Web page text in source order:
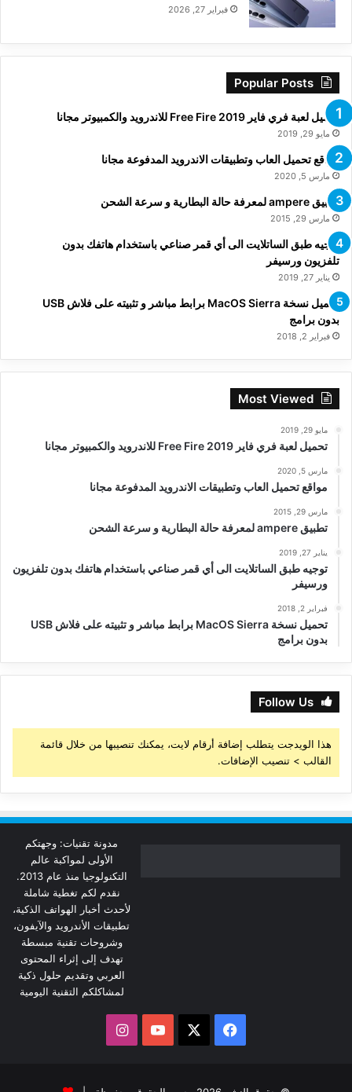
فبراير 27, 2026
Popular Posts
تحميل لعبة فري فاير Free Fire 2019 للاندرويد والكمبيوتر مجانا
مايو 29, 2019
مواقع تحميل العاب وتطبيقات الاندرويد المدفوعة مجانا
مارس 5, 2020
تطبيق ampere لمعرفة حالة البطارية و سرعة الشحن
مارس 29, 2015
توجيه طبق الساتلايت الى أي قمر صناعي باستخدام هاتفك بدون
تلفزيون ورسيفر
يناير 27, 2019
تحميل نسخة MacOS Sierra برابط مباشر و تثبيته على فلاش USB
بدون برامج
فبراير 2, 2018
Most Viewed
مايو 29, 2019
تحميل لعبة فري فاير Free Fire 2019 للاندرويد والكمبيوتر مجانا
مارس 5, 2020
مواقع تحميل العاب وتطبيقات الاندرويد المدفوعة مجانا
مارس 29, 2015
تطبيق ampere لمعرفة حالة البطارية و سرعة الشحن
يناير 27, 2019
توجيه طبق الساتلايت الى أي قمر صناعي باستخدام هاتفك بدون تلفزيون
ورسيفر
فبراير 2, 2018
تحميل نسخة MacOS Sierra برابط مباشر و تثبيته على فلاش USB
بدون برامج
Follow Us
هذا الويدجت يتطلب إضافة أرقام لايت، يمكنك تنصيبها من خلال قائمة
القالب > تنصيب الإضافات.
مدونة تقنيات: وجهتكم
الأولى لمواكبة عالم
التكنولوجيا منذ عام 2013.
نقدم لكم تغطية شاملة
لأحدث أخبار الهواتف الذكية،
تطبيقات الأندرويد والآيفون،
وشروحات تقنية مبسطة
تهدف إلى إثراء المحتوى
العربي وتقديم حلول ذكية
لمشاكلكم التقنية اليومية
فيسبوك ‫YouTubeانستقرام